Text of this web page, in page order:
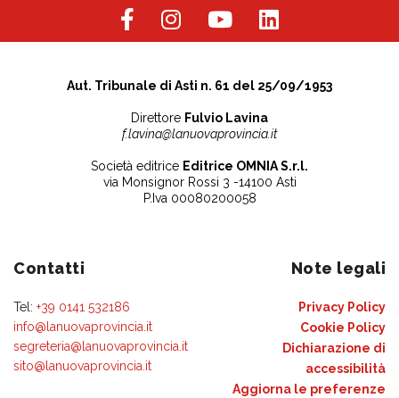
Aut. Tribunale di Asti n. 61 del 25/09/1953
Direttore Fulvio Lavina
f.lavina@lanuovaprovincia.it
Società editrice Editrice OMNIA S.r.l.
via Monsignor Rossi 3 -14100 Asti
P.Iva 00080200058
Contatti
Tel: +39 0141 532186
info@lanuovaprovincia.it
segreteria@lanuovaprovincia.it
sito@lanuovaprovincia.it
Note legali
Privacy Policy
Cookie Policy
Dichiarazione di
accessibilità
Aggiorna le preferenze